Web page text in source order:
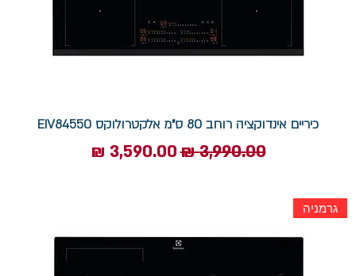
כיריים אינדוקציה רוחב 80 ס"מ אלקטרולוקס EIV84550
מחיר רגיל‏3,990.00 ‏₪ מחיר מבצע
גרמניה